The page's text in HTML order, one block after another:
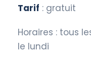
Tarif : gratuit
Horaires : tous
le lundi